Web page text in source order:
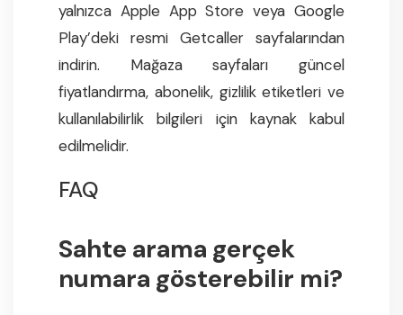
yalnızca Apple App Store veya Google
Play’deki resmi Getcaller sayfalarından
indirin. Mağaza sayfaları güncel
fiyatlandırma, abonelik, gizlilik etiketleri ve
kullanılabilirlik bilgileri için kaynak kabul
edilmelidir.
FAQ
Sahte arama gerçek
numara gösterebilir mi?